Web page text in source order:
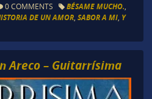
0 COMMENTS BÉSAME MUCHO.
DE UN AMOR, SABOR A MI, Y
Areco – Guitarrísima